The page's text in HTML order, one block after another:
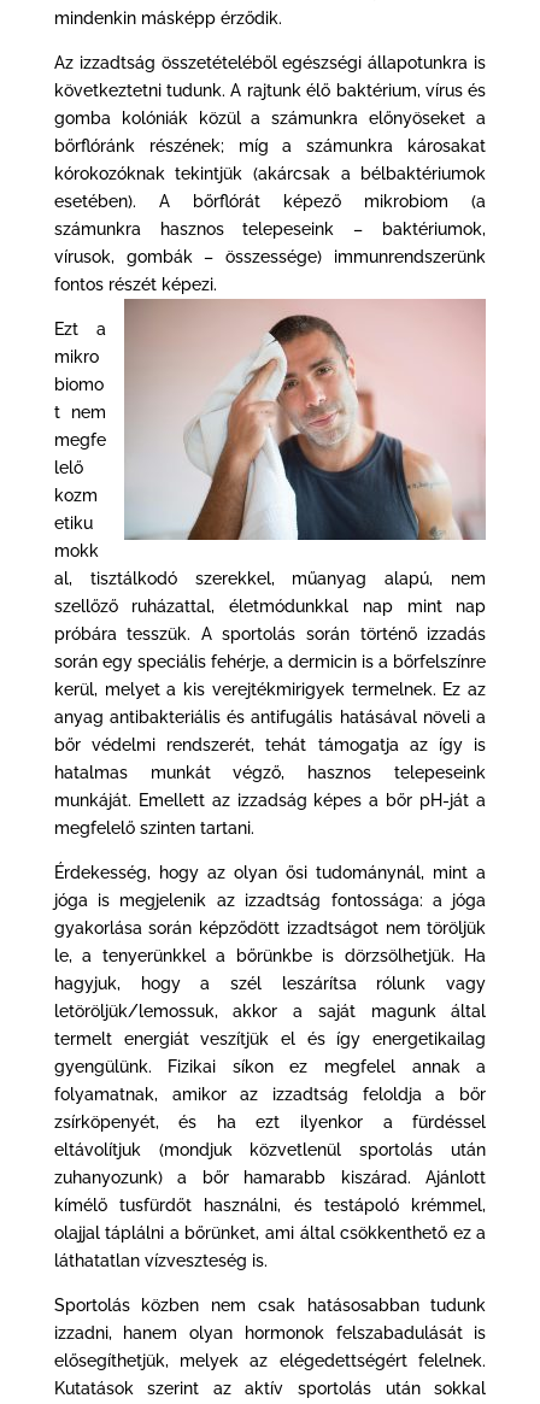
mindenkin másképp érződik.
Az izzadtság összetételéből egészségi állapotunkra is
következtetni tudunk. A rajtunk élő baktérium, vírus és
gomba kolóniák közül a számunkra előnyöseket a
bőrflóránk részének; míg a számunkra károsakat
kórokozóknak tekintjük (akárcsak a bélbaktériumok
esetében). A bőrflórát képező mikrobiom (a
számunkra hasznos telepeseink – baktériumok,
vírusok, gombák – összessége) immunrendszerünk
fontos részét képezi.
Ezt a
mikro
biomo
t nem
megfe
lelő
kozm
etiku
mokk
al, tisztálkodó szerekkel, műanyag alapú, nem
szellőző ruházattal, életmódunkkal nap mint nap
próbára tesszük. A sportolás során történő izzadás
során egy speciális fehérje, a dermicin is a bőrfelszínre
kerül, melyet a kis verejtékmirigyek termelnek. Ez az
anyag antibakteriális és antifugális hatásával növeli a
bőr védelmi rendszerét, tehát támogatja az így is
hatalmas munkát végző, hasznos telepeseink
munkáját. Emellett az izzadság képes a bőr pH-ját a
megfelelő szinten tartani.
Érdekesség, hogy az olyan ősi tudománynál, mint a
jóga is megjelenik az izzadtság fontossága: a jóga
gyakorlása során képződött izzadtságot nem töröljük
le, a tenyerünkkel a bőrünkbe is dörzsölhetjük. Ha
hagyjuk, hogy a szél leszárítsa rólunk vagy
letöröljük/lemossuk, akkor a saját magunk által
termelt energiát veszítjük el és így energetikailag
gyengülünk. Fizikai síkon ez megfelel annak a
folyamatnak, amikor az izzadtság feloldja a bőr
zsírköpenyét, és ha ezt ilyenkor a fürdéssel
eltávolítjuk (mondjuk közvetlenül sportolás után
zuhanyozunk) a bőr hamarabb kiszárad. Ajánlott
kímélő tusfürdőt használni, és testápoló krémmel,
olajjal táplálni a bőrünket, ami által csökkenthető ez a
láthatatlan vízveszteség is.
Sportolás közben nem csak hatásosabban tudunk
izzadni, hanem olyan hormonok felszabadulását is
elősegíthetjük, melyek az elégedettségért felelnek.
Kutatások szerint az aktív sportolás után sokkal